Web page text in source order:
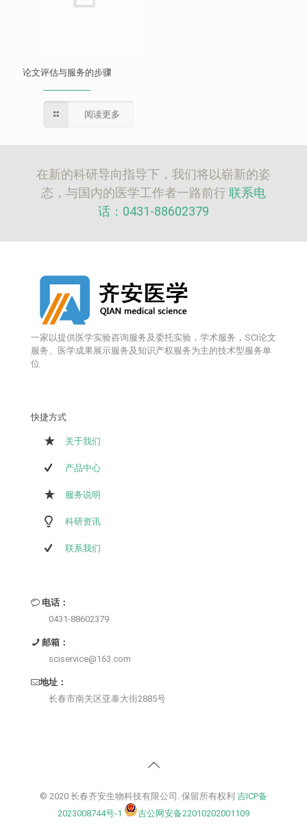
论文评估与服务的步骤
阅读更多
在新的科研导向指导下，我们将以崭新的姿
态，与国内的医学工作者一路前行联系电
话：0431-88602379
一家以提供医学实验咨询服务及委托实验，学术服务，SCI论文
服务、医学成果展示服务及知识产权服务为主的技术型服务单
位
快捷方式
关于我们
产品中心
服务说明
科研资讯
联系我们
电话：
0431-88602379
邮箱：
sciservice@163.com
地址：
长春市南关区亚泰大街2885号
© 2020 长春齐安生物科技有限公司. 保留所有权利 吉ICP备
2023008744号-1
吉公网安备22010202001109